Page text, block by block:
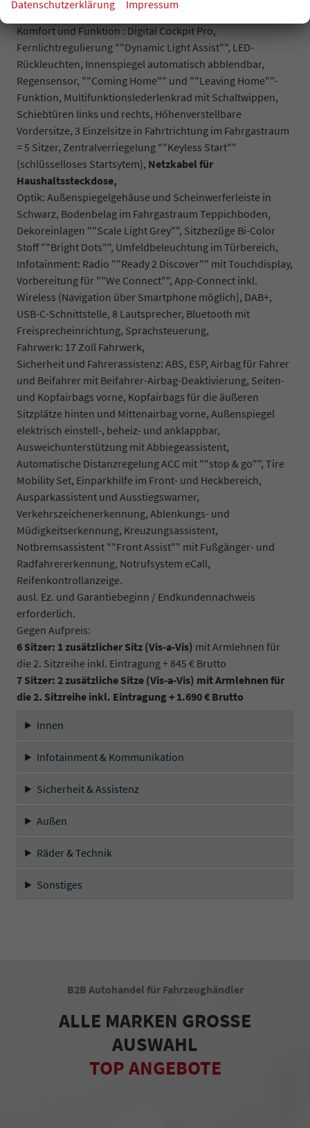
Werksanschlussgarantie auf 5 Jahre / max. 100.000 km,
Komfort und Funktion : Digital Cockpit Pro,
Fernlichtregulierung ""Dynamic Light Assist"", LED-
Rückleuchten, Innenspiegel automatisch abblendbar,
Regensensor, ""Coming Home"" und ""Leaving Home""-
Funktion, Multifunktionslederlenkrad mit Schaltwippen,
Schiebtüren links und rechts, Höhenverstellbare
Vordersitze, 3 Einzelsitze in Fahrtrichtung im Fahrgastraum
= 5 Sitzer, Zentralverriegelung ""Keyless Start""
(schlüsselloses Startsytem), Netzkabel für
Haushaltssteckdose,
Optik: Außenspiegelgehäuse und Scheinwerferleiste in
Schwarz, Bodenbelag im Fahrgastraum Teppichboden,
Dekoreinlagen ""Scale Light Grey"", Sitzbezüge Bi-Color
Stoff ""Bright Dots"", Umfeldbeleuchtung im Türbereich,
Infotainment: Radio ""Ready 2 Discover"" mit Touchdisplay,
Vorbereitung für ""We Connect"", App-Connect inkl.
Wireless (Navigation über Smartphone möglich), DAB+,
USB-C-Schnittstelle, 8 Lautsprecher, Bluetooth mit
Freisprecheinrichtung, Sprachsteuerung,
Fahrwerk: 17 Zoll Fahrwerk,
Sicherheit und Fahrerassistenz: ABS, ESP, Airbag für Fahrer
und Beifahrer mit Beifahrer-Airbag-Deaktivierung, Seiten-
und Kopfairbags vorne, Kopfairbags für die äußeren
Sitzplätze hinten und Mittenairbag vorne, Außenspiegel
elektrisch einstell-, beheiz- und anklappbar,
Ausweichunterstützung mit Abbiegeassistent,
Automatische Distanzregelung ACC mit ""stop & go"", Tire
Mobility Set, Einparkhilfe im Front- und Heckbereich,
Ausparkassistent und Ausstiegswarner,
Verkehrszeichenerkennung, Ablenkungs- und
Müdigkeitserkennung, Kreuzungsassistent,
Notbremsassistent ""Front Assist"" mit Fußgänger- und
Radfahrererkennung, Notrufsystem eCall,
Reifenkontrollanzeige.
ausl. Ez. und Garantiebeginn / Endkundennachweis
erforderlich.
Gegen Aufpreis:
6 Sitzer: 1 zusätzlicher Sitz (Vis-a-Vis) mit Armlehnen für
die 2. Sitzreihe inkl. Eintragung + 845 € Brutto
7 Sitzer: 2 zusätzliche Sitze (Vis-a-Vis) mit Armlehnen für
die 2. Sitzreihe inkl. Eintragung + 1.690 € Brutto
Innen
Infotainment & Kommunikation
Sicherheit & Assistenz
Außen
Räder & Technik
Sonstiges
B2B Autohandel für Fahrzeughändler
ALLE MARKEN GROSSE
AUSWAHL
TOP ANGEBOTE
Datenschutzerklärung Impressum